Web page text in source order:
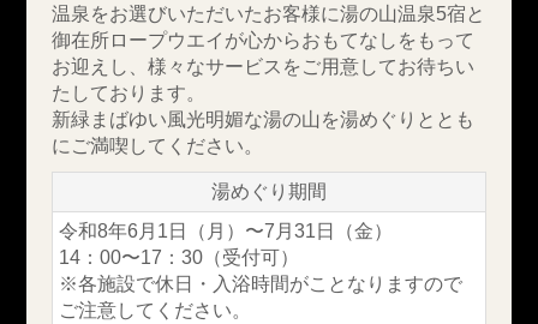
温泉をお選びいただいたお客様に湯の山温泉5宿と
御在所ロープウエイが心からおもてなしをもって
お迎えし、 様々なサービスをご用意してお待ちい
たしております。
新緑まばゆい風光明媚な湯の山を湯めぐりととも
にご満喫してください。
湯めぐり期間
令和8年6月1日（月）〜7月31日（金）
14：00〜17：30（受付可）
※各施設で休日・入浴時間がことなりますので
ご注意してください。